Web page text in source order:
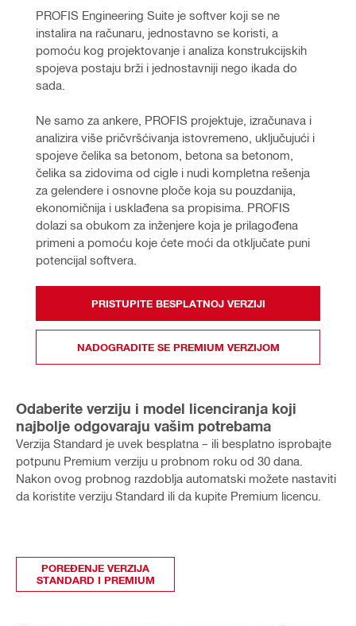
PROFIS Engineering Suite je softver koji se ne
instalira na računaru, jednostavno se koristi, a
pomoću kog projektovanje i analiza konstrukcijskih
spojeva postaju brži i jednostavniji nego ikada do
sada.
Ne samo za ankere, PROFIS projektuje, izračunava i
analizira više pričvršćivanja istovremeno, uključujući i
spojeve čelika sa betonom, betona sa betonom,
čelika sa zidovima od cigle i nudi kompletna rešenja
za gelendere i osnovne ploče koja su pouzdanija,
ekonomičnija i usklađena sa propisima. PROFIS
dolazi sa obukom za inženjere koja je prilagođena
primeni a pomoću koje ćete moći da otključate puni
potencijal softvera.
PRISTUPITE BESPLATNOJ VERZIJI
NADOGRADITE SE PREMIUM VERZIJOM
Odaberite verziju i model licenciranja koji
najbolje odgovaraju vašim potrebama
Verzija Standard je uvek besplatna – ili besplatno isprobajte
potpunu Premium verziju u probnom roku od 30 dana.
Nakon ovog probnog razdoblja automatski možete nastaviti
da koristite verziju Standard ili da kupite Premium licencu.
POREĐENJE VERZIJA
STANDARD I PREMIUM